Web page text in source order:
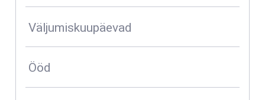
Väljumiskuupäevad
Ööd